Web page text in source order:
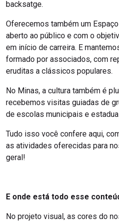
backsatge.
Oferecemos também um
aberto ao público e com o
em início de carreira. E
formado por associados, com
eruditas a clássicos populares.
No Minas, a cultura também é
recebemos visitas guiadas de
de escolas municipais e
Tudo isso você confere aqui,
as atividades oferecidas para
geral!
E onde está todo esse
No projeto visual, as cores do